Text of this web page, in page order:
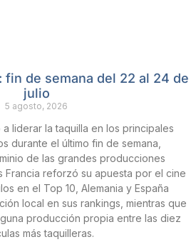
fin de semana del 22 al 24 de
julio
5 agosto, 2026
a liderar la taquilla en los principales
durante el último fin de semana,
de las grandes producciones
Francia reforzó su apuesta por el cine
en el Top 10, Alemania y España
local en sus rankings, mientras que
producción propia entre las diez
más taquilleras.